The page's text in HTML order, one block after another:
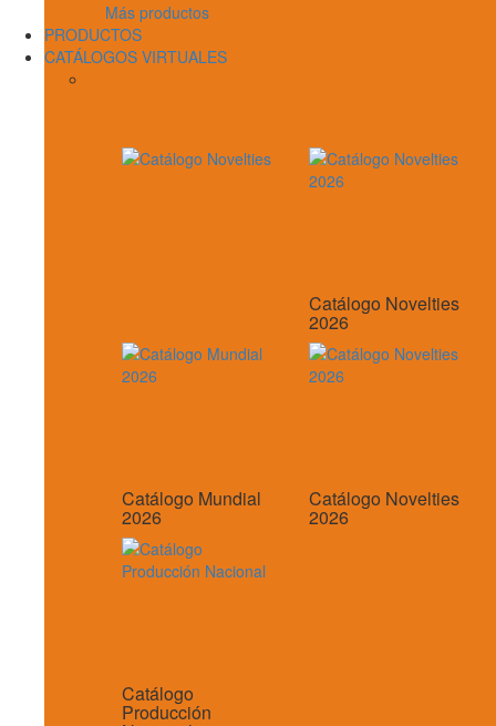
Más productos
PRODUCTOS
CATÁLOGOS VIRTUALES
Catálogo Novelties
2026
Catálogo Mundial
2026
Catálogo Novelties
2026
Catálogo
Producción